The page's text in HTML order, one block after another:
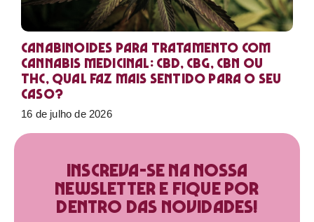
Canabinoides para tratamento com
cannabis medicinal: CBD, CBG, CBN ou
THC, qual faz mais sentido para o seu
caso?
16 de julho de 2026
Inscreva-se na nossa
newsletter e fique por
dentro das novidades!​